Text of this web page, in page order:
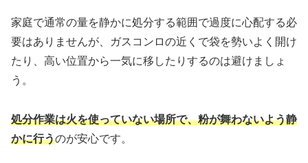
家庭で通常の量を静かに処分する範囲で過度に心配する必
要はありませんが、ガスコンロの近くで袋を勢いよく開け
たり、高い位置から一気に移したりするのは避けましょ
う。
処分作業は火を使っていない場所で、粉が舞わないよう静
かに行うのが安心です。